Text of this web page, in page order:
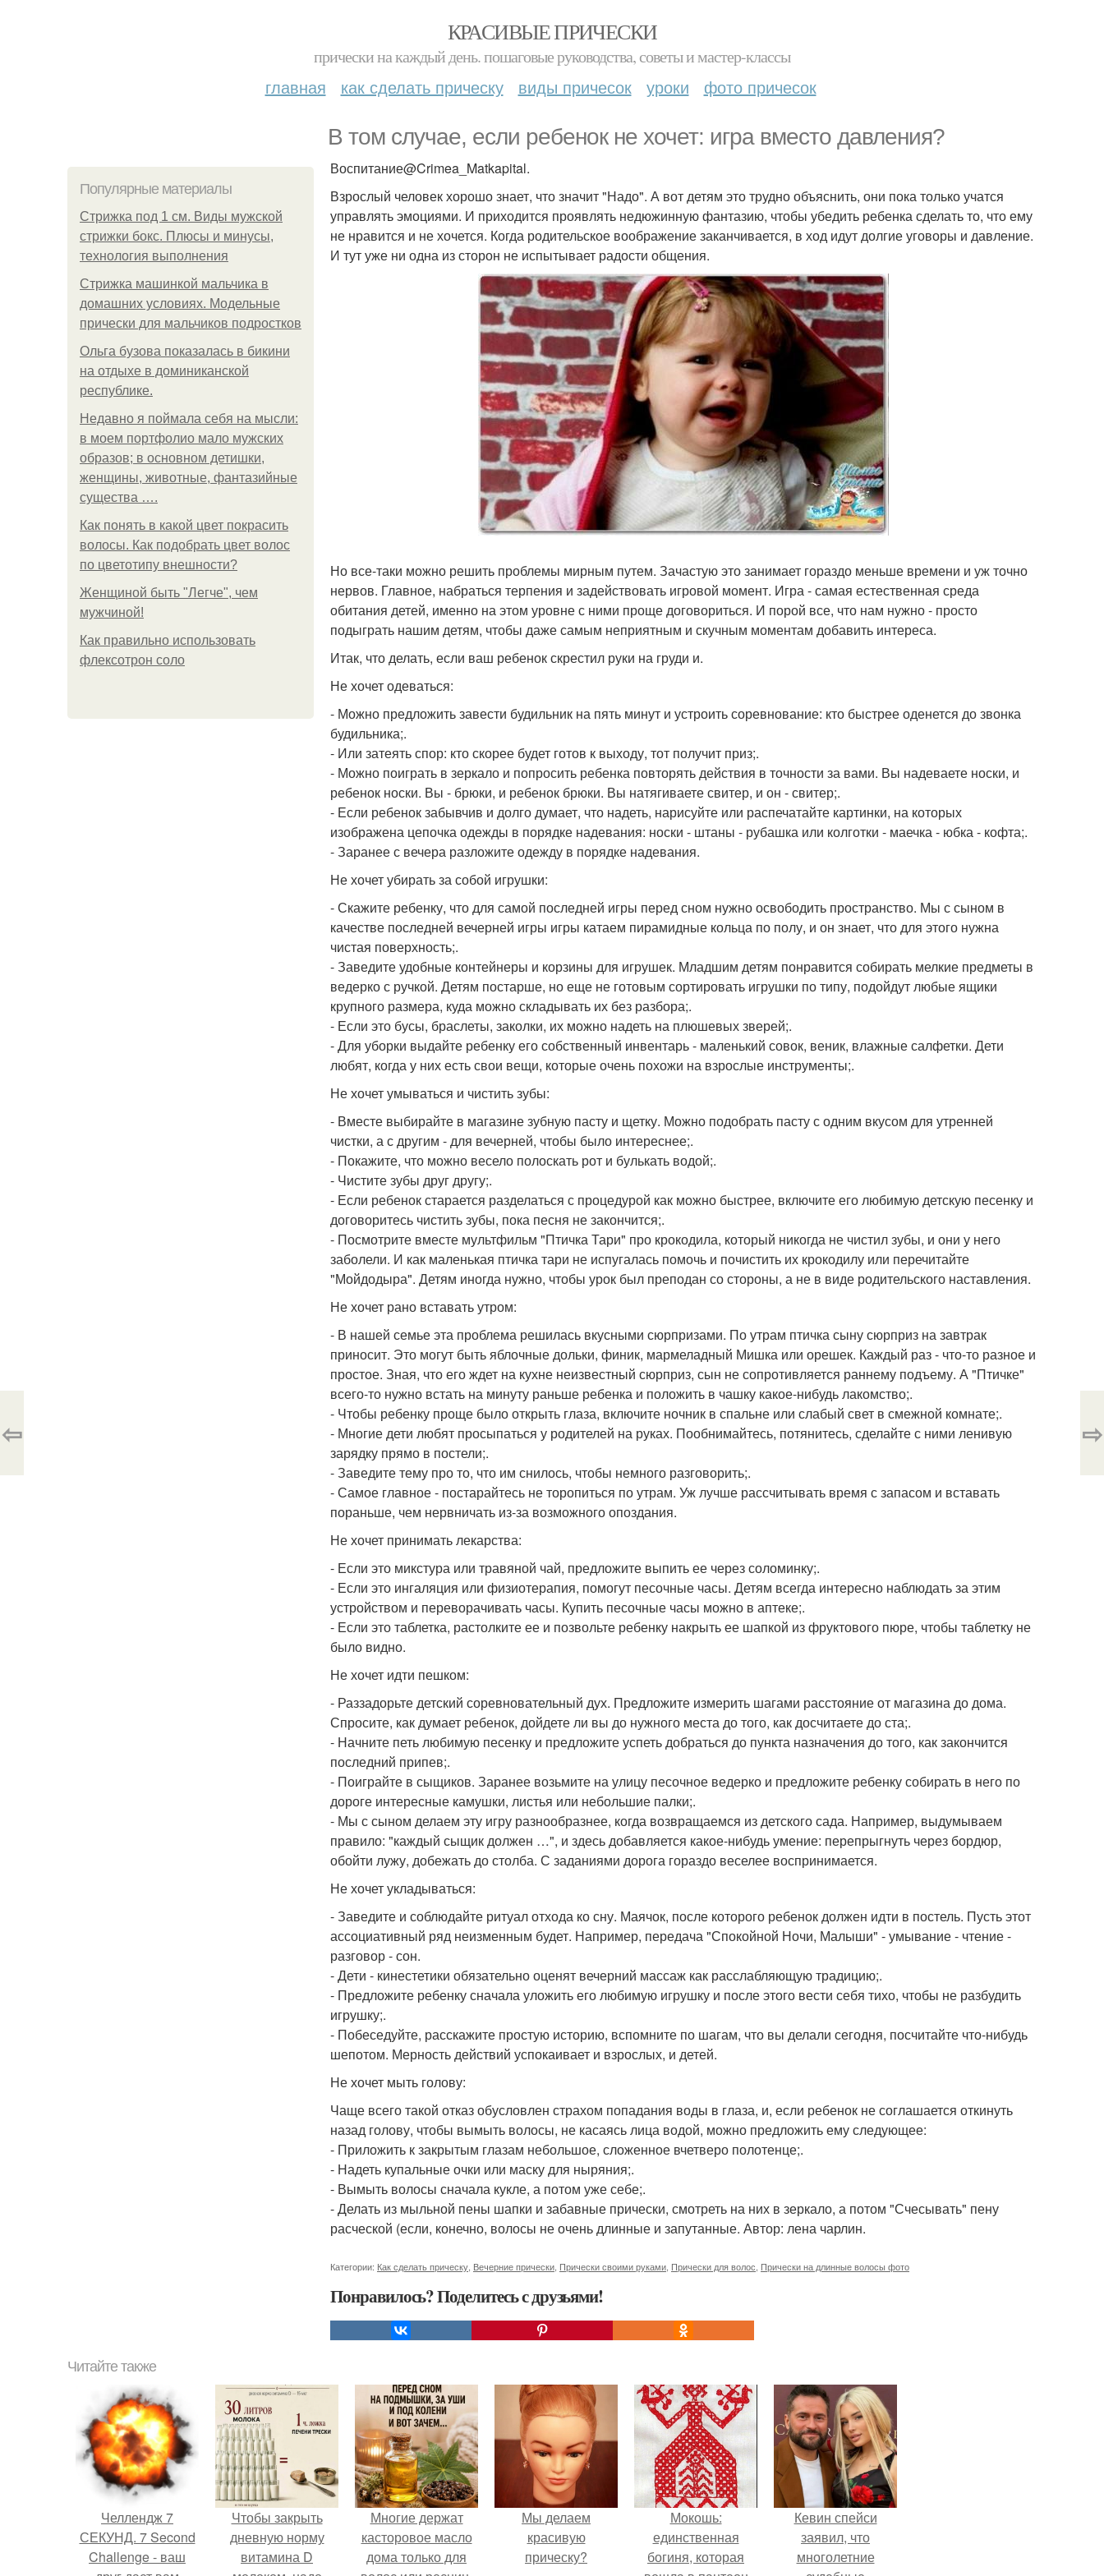
КРАСИВЫЕ ПРИЧЕСКИ
прически на каждый день. пошаговые руководства, советы и мастер-классы
главная как сделать прическу виды причесок уроки фото причесок
В том случае, если ребенок не хочет: игра вместо давления?
Популярные материалы
Стрижка под 1 см. Виды мужской
стрижки бокс. Плюсы и минусы,
технология выполнения
Стрижка машинкой мальчика в
домашних условиях. Модельные
прически для мальчиков подростков
Ольга бузова показалась в бикини
на отдыхе в доминиканской
республике.
Недавно я поймала себя на мысли:
в моем портфолио мало мужских
образов; в основном детишки,
женщины, животные, фантазийные
существа ….
Как понять в какой цвет покрасить
волосы. Как подобрать цвет волос
по цветотипу внешности?
Женщиной быть "Легче", чем
мужчиной!
Как правильно использовать
флексотрон соло
Воспитание@Crimea_Matkapital.
Взрослый человек хорошо знает, что значит "Надо". А вот детям это трудно объяснить, они пока только учатся
управлять эмоциями. И приходится проявлять недюжинную фантазию, чтобы убедить ребенка сделать то, что ему
не нравится и не хочется. Когда родительское воображение заканчивается, в ход идут долгие уговоры и давление.
И тут уже ни одна из сторон не испытывает радости общения.
Но все-таки можно решить проблемы мирным путем. Зачастую это занимает гораздо меньше времени и уж точно
нервов. Главное, набраться терпения и задействовать игровой момент. Игра - самая естественная среда
обитания детей, именно на этом уровне с ними проще договориться. И порой все, что нам нужно - просто
подыграть нашим детям, чтобы даже самым неприятным и скучным моментам добавить интереса.
Итак, что делать, если ваш ребенок скрестил руки на груди и.
Не хочет одеваться:
- Можно предложить завести будильник на пять минут и устроить соревнование: кто быстрее оденется до звонка
будильника;.
- Или затеять спор: кто скорее будет готов к выходу, тот получит приз;.
- Можно поиграть в зеркало и попросить ребенка повторять действия в точности за вами. Вы надеваете носки, и
ребенок носки. Вы - брюки, и ребенок брюки. Вы натягиваете свитер, и он - свитер;.
- Если ребенок забывчив и долго думает, что надеть, нарисуйте или распечатайте картинки, на которых
изображена цепочка одежды в порядке надевания: носки - штаны - рубашка или колготки - маечка - юбка - кофта;.
- Заранее с вечера разложите одежду в порядке надевания.
Не хочет убирать за собой игрушки:
- Скажите ребенку, что для самой последней игры перед сном нужно освободить пространство. Мы с сыном в
качестве последней вечерней игры игры катаем пирамидные кольца по полу, и он знает, что для этого нужна
чистая поверхность;.
- Заведите удобные контейнеры и корзины для игрушек. Младшим детям понравится собирать мелкие предметы в
ведерко с ручкой. Детям постарше, но еще не готовым сортировать игрушки по типу, подойдут любые ящики
крупного размера, куда можно складывать их без разбора;.
- Если это бусы, браслеты, заколки, их можно надеть на плюшевых зверей;.
- Для уборки выдайте ребенку его собственный инвентарь - маленький совок, веник, влажные салфетки. Дети
любят, когда у них есть свои вещи, которые очень похожи на взрослые инструменты;.
Не хочет умываться и чистить зубы:
- Вместе выбирайте в магазине зубную пасту и щетку. Можно подобрать пасту с одним вкусом для утренней
чистки, а с другим - для вечерней, чтобы было интереснее;.
- Покажите, что можно весело полоскать рот и булькать водой;.
- Чистите зубы друг другу;.
- Если ребенок старается разделаться с процедурой как можно быстрее, включите его любимую детскую песенку и
договоритесь чистить зубы, пока песня не закончится;.
- Посмотрите вместе мультфильм "Птичка Тари" про крокодила, который никогда не чистил зубы, и они у него
заболели. И как маленькая птичка тари не испугалась помочь и почистить их крокодилу или перечитайте
"Мойдодыра". Детям иногда нужно, чтобы урок был преподан со стороны, а не в виде родительского наставления.
Не хочет рано вставать утром:
- В нашей семье эта проблема решилась вкусными сюрпризами. По утрам птичка сыну сюрприз на завтрак
приносит. Это могут быть яблочные дольки, финик, мармеладный Мишка или орешек. Каждый раз - что-то разное и
простое. Зная, что его ждет на кухне неизвестный сюрприз, сын не сопротивляется раннему подъему. А "Птичке"
всего-то нужно встать на минуту раньше ребенка и положить в чашку какое-нибудь лакомство;.
- Чтобы ребенку проще было открыть глаза, включите ночник в спальне или слабый свет в смежной комнате;.
- Многие дети любят просыпаться у родителей на руках. Пообнимайтесь, потянитесь, сделайте с ними ленивую
зарядку прямо в постели;.
- Заведите тему про то, что им снилось, чтобы немного разговорить;.
- Самое главное - постарайтесь не торопиться по утрам. Уж лучше рассчитывать время с запасом и вставать
пораньше, чем нервничать из-за возможного опоздания.
Не хочет принимать лекарства:
- Если это микстура или травяной чай, предложите выпить ее через соломинку;.
- Если это ингаляция или физиотерапия, помогут песочные часы. Детям всегда интересно наблюдать за этим
устройством и переворачивать часы. Купить песочные часы можно в аптеке;.
- Если это таблетка, растолките ее и позвольте ребенку накрыть ее шапкой из фруктового пюре, чтобы таблетку не
было видно.
Не хочет идти пешком:
- Раззадорьте детский соревновательный дух. Предложите измерить шагами расстояние от магазина до дома.
Спросите, как думает ребенок, дойдете ли вы до нужного места до того, как досчитаете до ста;.
- Начните петь любимую песенку и предложите успеть добраться до пункта назначения до того, как закончится
последний припев;.
- Поиграйте в сыщиков. Заранее возьмите на улицу песочное ведерко и предложите ребенку собирать в него по
дороге интересные камушки, листья или небольшие палки;.
- Мы с сыном делаем эту игру разнообразнее, когда возвращаемся из детского сада. Например, выдумываем
правило: "каждый сыщик должен …", и здесь добавляется какое-нибудь умение: перепрыгнуть через бордюр,
обойти лужу, добежать до столба. С заданиями дорога гораздо веселее воспринимается.
Не хочет укладываться:
- Заведите и соблюдайте ритуал отхода ко сну. Маячок, после которого ребенок должен идти в постель. Пусть этот
ассоциативный ряд неизменным будет. Например, передача "Спокойной Ночи, Малыши" - умывание - чтение -
разговор - сон.
- Дети - кинестетики обязательно оценят вечерний массаж как расслабляющую традицию;.
- Предложите ребенку сначала уложить его любимую игрушку и после этого вести себя тихо, чтобы не разбудить
игрушку;.
- Побеседуйте, расскажите простую историю, вспомните по шагам, что вы делали сегодня, посчитайте что-нибудь
шепотом. Мерность действий успокаивает и взрослых, и детей.
Не хочет мыть голову:
Чаще всего такой отказ обусловлен страхом попадания воды в глаза, и, если ребенок не соглашается откинуть
назад голову, чтобы вымыть волосы, не касаясь лица водой, можно предложить ему следующее:
- Приложить к закрытым глазам небольшое, сложенное вчетверо полотенце;.
- Надеть купальные очки или маску для ныряния;.
- Вымыть волосы сначала кукле, а потом уже себе;.
- Делать из мыльной пены шапки и забавные прически, смотреть на них в зеркало, а потом "Счесывать" пену
расческой (если, конечно, волосы не очень длинные и запутанные. Автор: лена чарлин.
Категории: Как сделать прическу Вечерние прически Прически своими руками Прически для волос Прически на длинные волосы фото
Понравилось? Поделитесь с друзьями!
⇦ ⇨
Читайте также
Челлендж 7
СЕКУНД. 7 Second
Challenge - ваш
Чтобы закрыть
дневную норму
витамина D
Многие держат
касторовое масло
дома только для
Мы делаем
красивую
прическу?
Мокошь:
единственная
богиня, которая
Кевин спейси
заявил, что
многолетние